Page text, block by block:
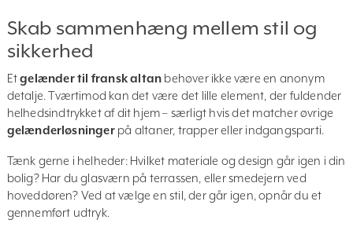
Skab sammenhæng mellem stil og
sikkerhed
Etgelænder til fransk altan behøver ikke være en anonym
detalje. Tværtimod kan det være det lille element, der fuldender
helhedsindtrykket af dit hjem – særligt hvis det matcher øvrige
gelænderløsningerpå altaner, trapper eller indgangsparti.
Tænk gerne i helheder: Hvilket materiale og design går igen i din
bolig? Har du glasværn på terrassen, eller smedejern ved
hoveddøren? Ved at vælge en stil, der går igen, opnår du et
gennemført udtryk.